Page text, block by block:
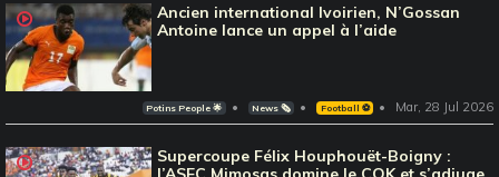
Ancien international Ivoirien, N’Gossan
Antoine lance un appel à l’aide
Potins People 🌟 News 🗞️ Football ⚽️ Mar, 28 Jul 2026
Supercoupe Félix Houphouët-Boigny :